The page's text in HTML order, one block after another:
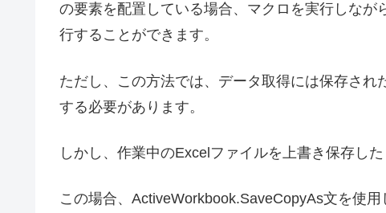
の要素を配置している場合、マクロを実行しな
行することができます。
ただし、この方法では、データ取得には保存さ
する必要があります。
しかし、作業中のExcelファイルを上書き保存し
この場合、ActiveWorkbook.SaveCopyAs文を使